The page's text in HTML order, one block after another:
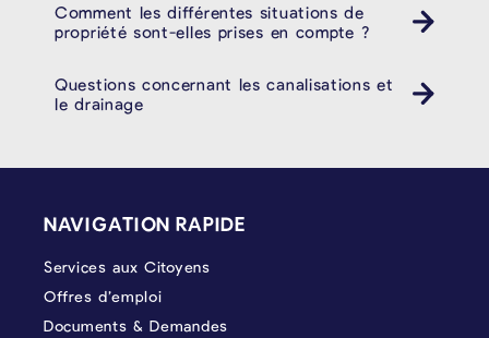
Comment les différentes situations de
propriété sont-elles prises en compte ?
Questions concernant les canalisations et
le drainage
NAVIGATION RAPIDE
Services aux Citoyens
Offres d’emploi
Documents & Demandes